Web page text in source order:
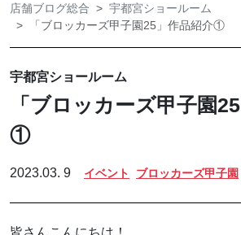
店舗ブログ総合
宇都宮ショールーム
「ブロッカーズ甲子園25」作品紹介①
宇都宮ショールーム
「ブロッカーズ甲子園
①
2023.03. 9 イベント ブロッカーズ甲子園
皆さんこんにちは！